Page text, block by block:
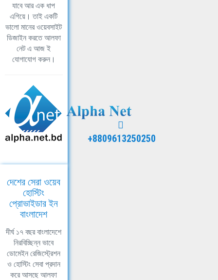
যাবে আর এক ধাপ
এগিয়ে। তাই একটি
ভালো মানের ওয়েবসাইট
ডিজাইন করতে আলফা
নেট এ আজ ই
যোগাযোগ করুন।
+8809613250250
দেশের সেরা ওয়েব
হোস্টিং
প্রোভাইডার ইন
বাংলাদেশ
দীর্ঘ ১৭ বছর বাংলাদেশে
নিরবিচ্ছিন্ন ভাবে
ডোমেইন রেজিস্ট্রেশন
ও হোস্টিং সেবা প্রদান
করে আসছে আলফা